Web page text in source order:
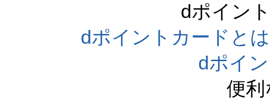
dポイン
dポイントカードと
dポイ
便